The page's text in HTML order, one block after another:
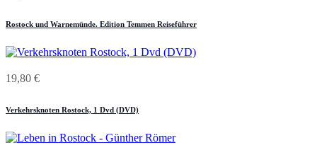
Rostock und Warnemünde. Edition Temmen Reiseführer
19,80 €
Verkehrsknoten Rostock, 1 Dvd (DVD)